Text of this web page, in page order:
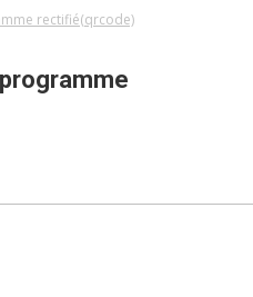
rectifié(qrcode)